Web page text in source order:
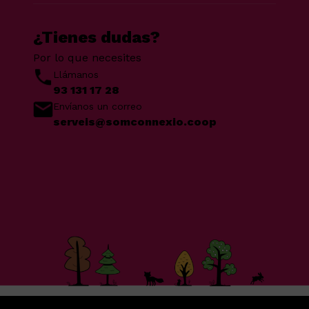
¿Tienes dudas?
Por lo que necesites
Llámanos
93 131 17 28
Envíanos un correo
serveis@somconnexio.coop